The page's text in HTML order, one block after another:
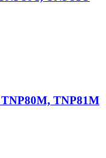
TNP81M